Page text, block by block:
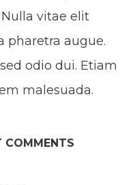
vitae elit
pharetra augue.
odio dui. Etiam
malesuada.
COMMENTS